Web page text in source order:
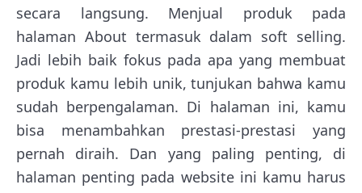
secara langsung. Menjual produk pada
halaman About termasuk dalam soft selling.
Jadi lebih baik fokus pada apa yang membuat
produk kamu lebih unik, tunjukan bahwa kamu
sudah berpengalaman. Di halaman ini, kamu
bisa menambahkan prestasi-prestasi yang
pernah diraih. Dan yang paling penting, di
halaman penting pada website ini kamu harus